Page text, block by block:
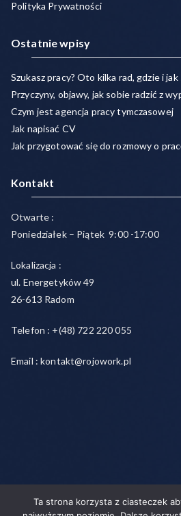
Polityka Prywatności
Ostatnie wpisy
Szukasz pracy? Oto kilka rad, gdzie i
Przyczyny, objawy, jak sobie radzić z
Czym jest agencja pracy tymczasowej
Jak napisać CV
Jak przygotować się do rozmowy o
Kontakt
Otwarte :
Poniedziałek – Piątek 9:00 -17:00
Lokalizacja :
ul. Energetyków 49
26-613 Radom
Telefon : +(48) 722 220 055
Email : kontakt@rojowork.pl
Copyright © 2026Rojo- agencja
Ta strona korzysta z ciasteczek